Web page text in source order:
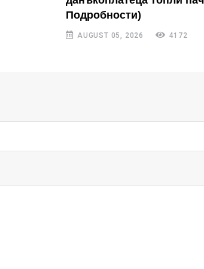
Подробности)
AUGUST 05, 2026 4172